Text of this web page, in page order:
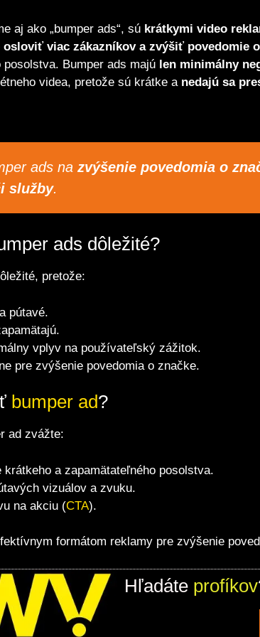
aj ako „bumper ads“, sú krátkymi video
osloviť viac zákazníkov a zvýšiť povedomie
posolstva. Bumper ads majú len minimálny
videa, pretože sú krátke a nedajú sa
ads na zvýšenie povedomia o
služby.
ads dôležité?
pretože:
pútavé.
vplyv na používateľský zážitok.
pre zvýšenie povedomia o značke.
bumper ad?
ad zvážte:
krátkeho a zapamätateľného posolstva.
vizuálov a zvuku.
na akciu (CTA).
formátom reklamy pre zvýšenie
Hľadáte profíkov